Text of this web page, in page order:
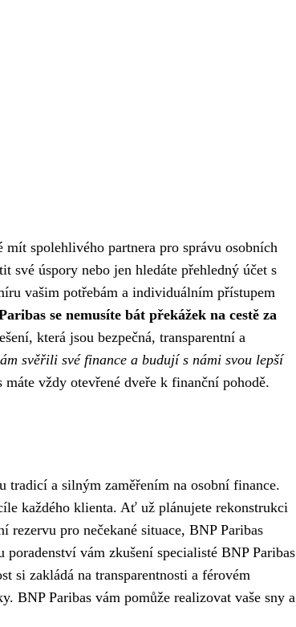
spolehlivého partnera pro správu osobních
své úspory nebo jen hledáte přehledný účet s
vašim potřebám a individuálním přístupem
se nemusíte bát překážek na cestě za
která jsou bezpečná, transparentní a
svěřili své finance a budují s námi svou lepší
vždy otevřené dveře k finanční pohodě.
tradicí a silným zaměřením na osobní finance.
každého klienta. Ať už plánujete rekonstrukci
rezervu pro nečekané situace, BNP Paribas
vám zkušení specialisté BNP Paribas
si zakládá na transparentnosti a férovém
BNP Paribas vám pomůže realizovat vaše sny a